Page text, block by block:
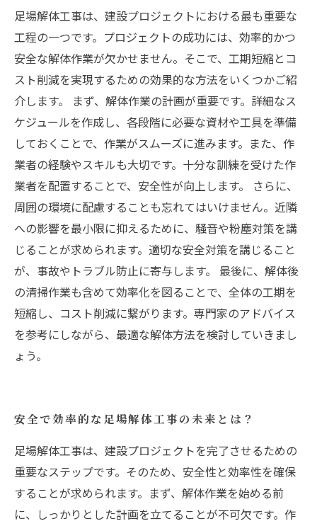
足場解体工事は、建設プロジェクトにおける最も重要な
工程の一つです。プロジェクトの成功には、効率的かつ
安全な解体作業が欠かせません。そこで、工期短縮とコ
スト削減を実現するための効果的な方法をいくつかご紹
介します。 まず、解体作業の計画が重要です。詳細なス
ケジュールを作成し、各段階に必要な資材や工具を準備
しておくことで、作業がスムーズに進みます。また、作
業者の経験やスキルも大切です。十分な訓練を受けた作
業者を配置することで、安全性が向上します。 さらに、
周囲の環境に配慮することも忘れてはいけません。近隣
への影響を最小限に抑えるために、騒音や粉塵対策を講
じることが求められます。適切な安全対策を講じること
が、事故やトラブル防止に寄与します。 最後に、解体後
の清掃作業も含めて効率化を図ることで、全体の工期を
短縮し、コスト削減に繋がります。専門家のアドバイス
を参考にしながら、最適な解体方法を検討していきまし
ょう。
安全で効率的な足場解体工事の未来とは？
足場解体工事は、建設プロジェクトを完了させるための
重要なステップです。そのため、安全性と効率性を確保
することが求められます。まず、解体作業を始める前
に、しっかりとした計画を立てることが不可欠です。作